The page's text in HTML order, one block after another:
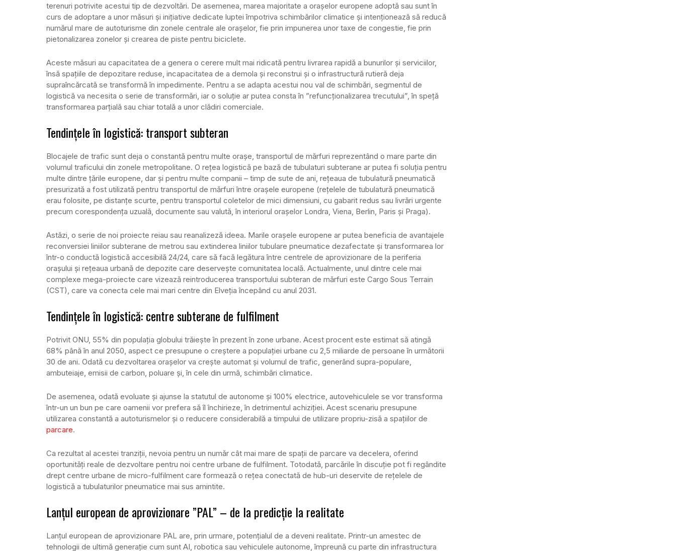
terenuri potrivite acestui tip de dezvoltări. De asemenea, marea majoritate a orașelor europene adoptă sau sunt în
curs de adoptare a unor măsuri și inițiative dedicate luptei împotriva schimbărilor climatice și intenționează să reducă
numărul mare de autoturisme din zonele centrale ale orașelor, fie prin impunerea unor taxe de congestie, fie prin
pietonalizarea zonelor și crearea de piste pentru biciclete.
Aceste măsuri au capacitatea de a genera o cerere mult mai ridicată pentru livrarea rapidă a bunurilor și serviciilor,
însă spațiile de depozitare reduse, incapacitatea de a demola și reconstrui și o infrastructură rutieră deja
supraîncărcată se transformă în impedimente. Pentru a se adapta acestui nou val de schimbări, segmentul de
logistică va necesita o serie de transformări, iar o soluție ar putea consta în ”refuncționalizarea trecutului”, în speță
transformarea parțială sau chiar totală a unor clădiri comerciale.
Tendințele în logistică: transport subteran
Blocajele de trafic sunt deja o constantă pentru multe orașe, transportul de mărfuri reprezentând o mare parte din
volumul traficului din zonele metropolitane. O rețea logistică pe bază de tubulaturi subterane ar putea fi soluția pentru
multe dintre țările europene, dar și pentru multe companii – timp de sute de ani, rețeaua de tubulatură pneumatică
presurizată a fost utilizată pentru transportul de mărfuri între orașele europene (rețelele de tubulatură pneumatică
erau folosite, pe distanțe scurte, pentru transportul coletelor de mici dimensiuni, cu gabarit redus sau livrări urgente
precum corespondența uzuală, documente sau valută, în interiorul orașelor Londra, Viena, Berlin, Paris și Praga).
Astăzi, o serie de noi proiecte reiau sau reanalizeză ideea. Marile orașele europene ar putea beneficia de avantajele
reconversiei liniilor subterane de metrou sau extinderea liniilor tubulare pneumatice dezafectate și transformarea lor
într-o conductă logistică accesibilă 24/24, care să facă legătura între centrele de aprovizionare de la periferia
orașului și rețeaua urbană de depozite care deservește comunitatea locală. Actualmente, unul dintre cele mai
complexe mega-proiecte care vizează reintroducerea transportului subteran de mărfuri este Cargo Sous Terrain
(CST), care va conecta cele mai mari centre din Elveția începând cu anul 2031.
Tendințele în logistică: centre subterane de fulfilment
Potrivit ONU, 55% din populația globului trăiește în prezent în zone urbane. Acest procent este estimat să atingă
68% până în anul 2050, aspect ce presupune o creștere a populației urbane cu 2,5 miliarde de persoane în următorii
30 de ani. Odată cu dezvoltarea orașelor va crește automat și volumul de trafic, generând supra-populare,
ambuteiaje, emisii de carbon, poluare și, în cele din urmă, schimbări climatice.
De asemenea, odată evoluate și ajunse la statutul de autonome și 100% electrice, autovehiculele se vor transforma
într-un un bun pe care oamenii vor prefera să îl închirieze, în detrimentul achiziției. Acest scenariu presupune
utilizarea constantă a autoturismelor și o reducere considerabilă a timpului de utilizare propriu-zisă a spațiilor de
parcare.
Ca rezultat al acestei tranziții, nevoia pentru un număr cât mai mare de spații de parcare va decelera, oferind
oportunități reale de dezvoltare pentru noi centre urbane de fulfilment. Totodată, parcările în discuție pot fi regândite
drept centre urbane de micro-fulfilment care formează o rețea conectată de hub-uri deservite de rețelele de
logistică a tubulaturilor pneumatice mai sus amintite.
Lanțul european de aprovizionare ”PAL” – de la predicție la realitate
Lanțul european de aprovizionare PAL are, prin urmare, potențialul de a deveni realitate. Printr-un amestec de
tehnologii de ultimă generație cum sunt AI, robotica sau vehiculele autonome, împreună cu parte din infrastructura